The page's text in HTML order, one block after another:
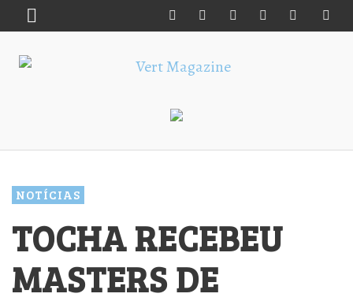
NOTÍCIAS
TOCHA RECEBEU
MASTERS DE